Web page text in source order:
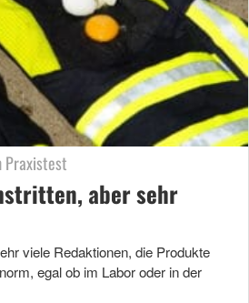
Praxistest
aber sehr
viele Redaktionen, die Produkte
egal ob im Labor oder in der